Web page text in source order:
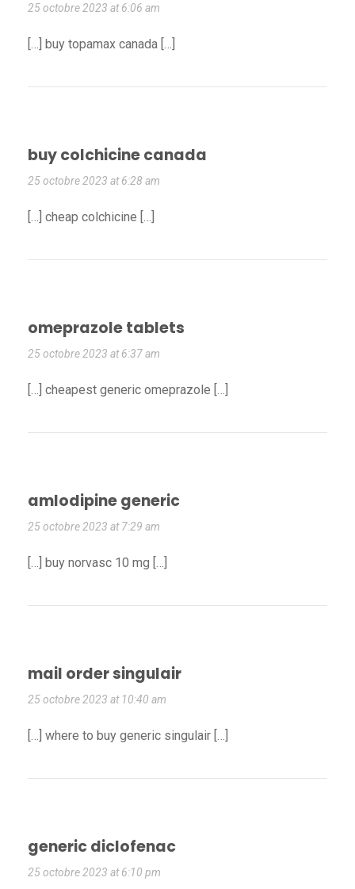
25 octobre 2023 at 6:06 am
[…] buy topamax canada […]
buy colchicine canada
25 octobre 2023 at 6:28 am
[…] cheap colchicine […]
omeprazole tablets
25 octobre 2023 at 6:37 am
[…] cheapest generic omeprazole […]
amlodipine generic
25 octobre 2023 at 7:29 am
[…] buy norvasc 10 mg […]
mail order singulair
25 octobre 2023 at 10:40 am
[…] where to buy generic singulair […]
generic diclofenac
25 octobre 2023 at 6:10 pm